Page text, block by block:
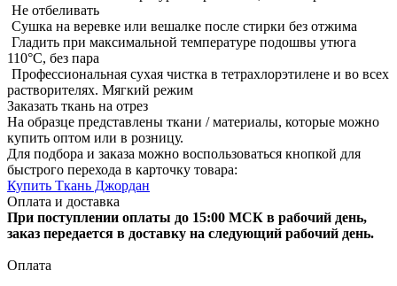
Не отбеливать
Сушка на веревке или вешалке после стирки без отжима
Гладить при максимальной температуре подошвы утюга
110°C, без пара
Профессиональная сухая чистка в тетрахлорэтилене и во всех
растворителях. Мягкий режим
Заказать ткань на отрез
На образце представлены ткани / материалы, которые можно
купить оптом или в розницу.
Для подбора и заказа можно воспользоваться кнопкой для
быстрого перехода в карточку товара:
Купить Ткань Джордан
Оплата и доставка
При поступлении оплаты до 15:00 МСК в рабочий день,
заказ передается в доставку на следующий рабочий день.
Оплата